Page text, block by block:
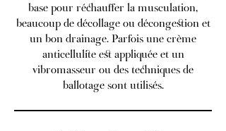
base pour réchauffer la musculation,
beaucoup de décollage ou décongestion et
un bon drainage. Parfois une crème
anticellulite est appliquée et un
vibromasseur ou des techniques de
ballotage sont utilisés.